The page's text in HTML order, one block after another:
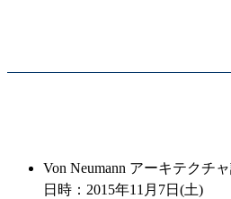
Von Neumann アーキテクチ
日時：2015年11月7日(土)